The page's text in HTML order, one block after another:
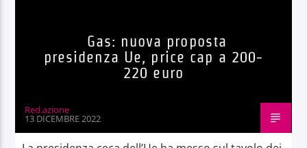
Gas: nuova proposta
presidenza Ue, price cap a 200-
220 euro
Red.azione
13 DICEMBRE 2022